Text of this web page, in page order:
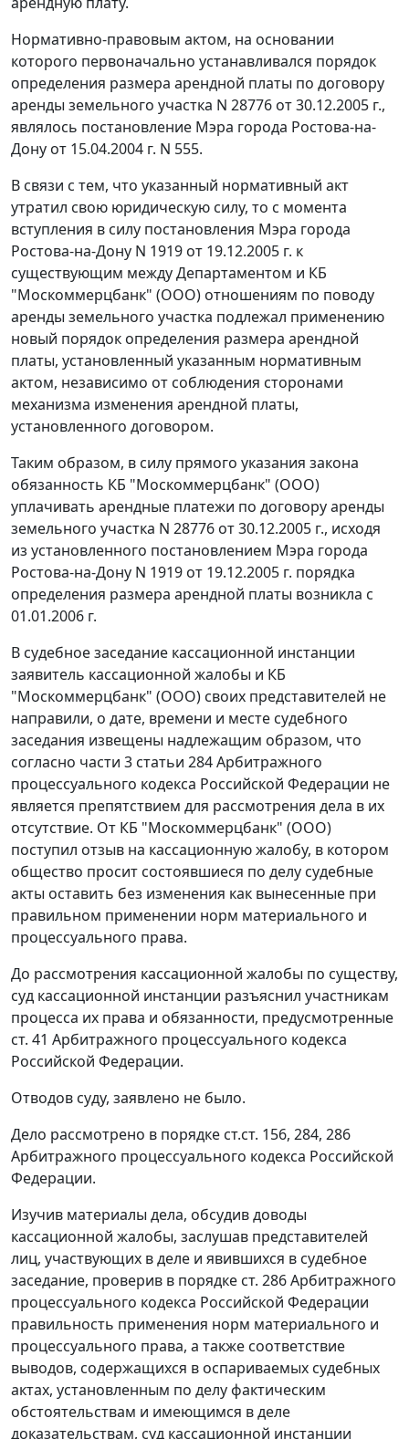
Нормативно-правовым актом, на основании
которого первоначально устанавливался порядок
определения размера арендной платы по договору
аренды земельного участка N 28776 от 30.12.2005 г.,
являлось постановление Мэра города Ростова-на-
Дону от 15.04.2004 г. N 555.
В связи с тем, что указанный нормативный акт
утратил свою юридическую силу, то с момента
вступления в силу постановления Мэра города
Ростова-на-Дону N 1919 от 19.12.2005 г. к
существующим между Департаментом и КБ
"Москоммерцбанк" (ООО) отношениям по поводу
аренды земельного участка подлежал применению
новый порядок определения размера арендной
платы, установленный указанным нормативным
актом, независимо от соблюдения сторонами
механизма изменения арендной платы,
установленного договором.
Таким образом, в силу прямого указания закона
обязанность КБ "Москоммерцбанк" (ООО)
уплачивать арендные платежи по договору аренды
земельного участка N 28776 от 30.12.2005 г., исходя
из установленного постановлением Мэра города
Ростова-на-Дону N 1919 от 19.12.2005 г. порядка
определения размера арендной платы возникла с
01.01.2006 г.
В судебное заседание кассационной инстанции
заявитель кассационной жалобы и КБ
"Москоммерцбанк" (ООО) своих представителей не
направили, о дате, времени и месте судебного
заседания извещены надлежащим образом, что
согласно части 3 статьи 284Арбитражного
процессуального кодекса Российской Федерации не
является препятствием для рассмотрения дела в их
отсутствие. От КБ "Москоммерцбанк" (ООО)
поступил отзыв на кассационную жалобу, в котором
общество просит состоявшиеся по делу судебные
акты оставить без изменения как вынесенные при
правильном применении норм материального и
процессуального права.
До рассмотрения кассационной жалобы по существу,
суд кассационной инстанции разъяснил участникам
процесса их права и обязанности, предусмотренные
ст. 41 Арбитражного процессуального кодекса
Российской Федерации.
Отводов суду, заявлено не было.
Дело рассмотрено в порядке ст.ст. 156, 284, 286
Арбитражного процессуального кодекса Российской
Федерации.
Изучив материалы дела, обсудив доводы
кассационной жалобы, заслушав представителей
лиц, участвующих в деле и явившихся в судебное
заседание, проверив в порядке ст. 286Арбитражного
процессуального кодекса Российской Федерации
правильность применения норм материального и
процессуального права, а также соответствие
выводов, содержащихся в оспариваемых судебных
актах, установленным по делу фактическим
обстоятельствам и имеющимся в деле
доказательствам, суд кассационной инстанции